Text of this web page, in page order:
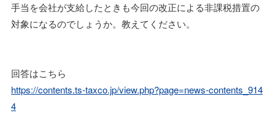
手当を会社が支給したときも今回の改正による非課税措置の
対象になるのでしょうか。教えてください。
回答はこちら
https://contents.ts-taxco.jp/view.php?page=news-contents_914
4